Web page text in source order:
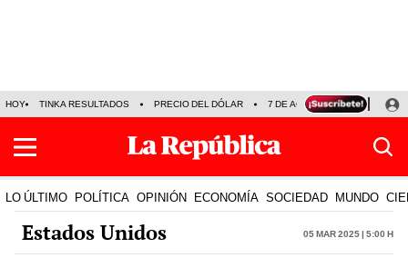
HOY TINKA RESULTADOS PRECIO DEL DÓLAR 7 DE AGOSTO OLLANTA
LO ÚLTIMO POLÍTICA OPINIÓN ECONOMÍA SOCIEDAD MUNDO
Estados Unidos 05 Mar 2025 | 5:00 h